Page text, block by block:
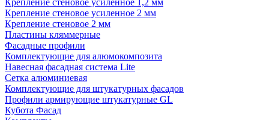
Крепление стеновое усиленное 1,2 мм
Крепление стеновое усиленное 2 мм
Крепление стеновое 2 мм
Пластины кляммерные
Фасадные профили
Комплектующие для алюмокомпозита
Навесная фасадная система Lite
Сетка алюминиевая
Комплектующие для штукатурных фасадов
Профили армирующие штукатурные GL
Кубота Фасад